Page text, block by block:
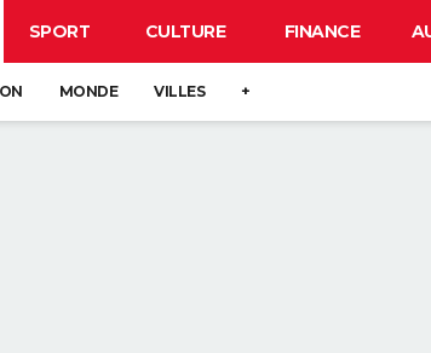
SPORT CULTURE FINANCE
MONDE VILLES +